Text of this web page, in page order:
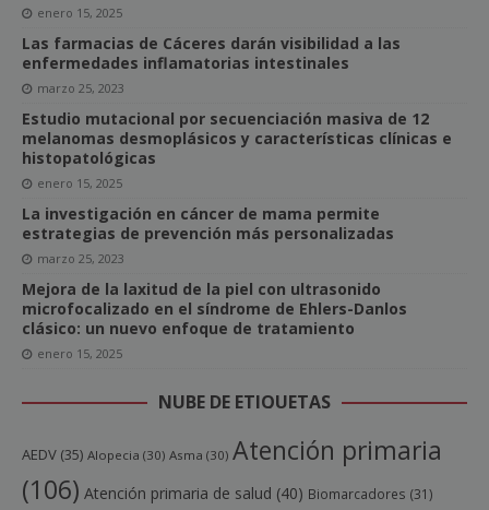
enero 15, 2025
Las farmacias de Cáceres darán visibilidad a las
enfermedades inflamatorias intestinales
marzo 25, 2023
Estudio mutacional por secuenciación masiva de 12
melanomas desmoplásicos y características clínicas e
histopatológicas
enero 15, 2025
La investigación en cáncer de mama permite
estrategias de prevención más personalizadas
marzo 25, 2023
Mejora de la laxitud de la piel con ultrasonido
microfocalizado en el síndrome de Ehlers-Danlos
clásico: un nuevo enfoque de tratamiento
enero 15, 2025
NUBE DE ETIQUETAS
AEDV (35) Alopecia (30) Asma (30) Atención primaria
(106) Atención primaria de salud (40) Biomarcadores (31)